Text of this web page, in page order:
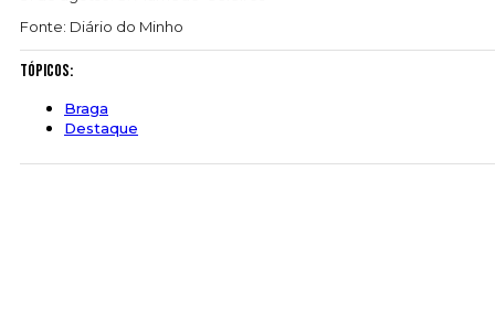
Fonte: Diário do Minho
Tópicos:
Braga
Destaque